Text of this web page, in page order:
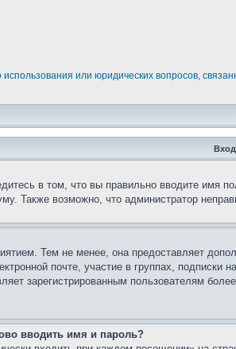
или юридических вопросов,
в том, что вы правильно вводите имя
Также возможно, что администратор
Тем не менее, она предоставляет
почте, участие в группах,
зарегистрированным пользователям
вводить имя и пароль?